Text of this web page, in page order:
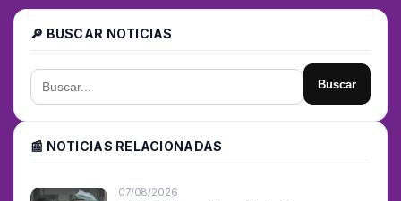
🔎 BUSCAR NOTICIAS
Buscar
📰 NOTICIAS RELACIONADAS
07/08/2026